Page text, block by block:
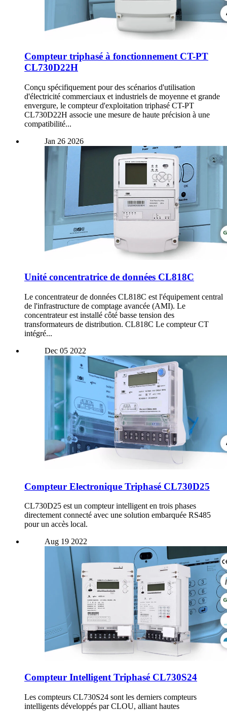
Compteur triphasé à fonctionnement CT-PT
CL730D22H
Conçu spécifiquement pour des scénarios d'utilisation
d'électricité commerciaux et industriels de moyenne et grande
envergure, le compteur d'exploitation triphasé CT-PT
CL730D22H associe une mesure de haute précision à une
compatibilité...
Jan 26 2026
Unité concentratrice de données CL818C
Le concentrateur de données CL818C est l'équipement central
de l'infrastructure de comptage avancée (AMI). Le
concentrateur est installé côté basse tension des
transformateurs de distribution. CL818C Le compteur CT
intégré...
Dec 05 2022
Compteur Electronique Triphasé CL730D25
CL730D25 est un compteur intelligent en trois phases
directement connecté avec une solution embarquée RS485
pour un accès local.
Aug 19 2022
Compteur Intelligent Triphasé CL730S24
Les compteurs CL730S24 sont les derniers compteurs
intelligents développés par CLOU, alliant hautes